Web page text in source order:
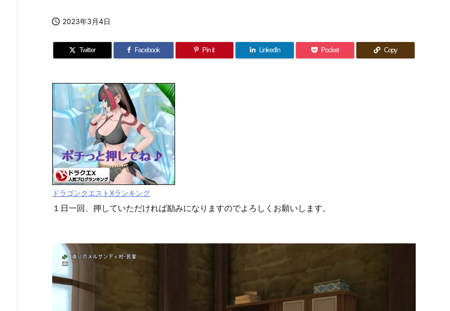
 2023年3月4日
Twitter Facebook Pin it LinkedIn Pocket Copy
ドラゴンクエストXランキング
１日一回、押していただければ励みになりますのでよろしくお願いします。